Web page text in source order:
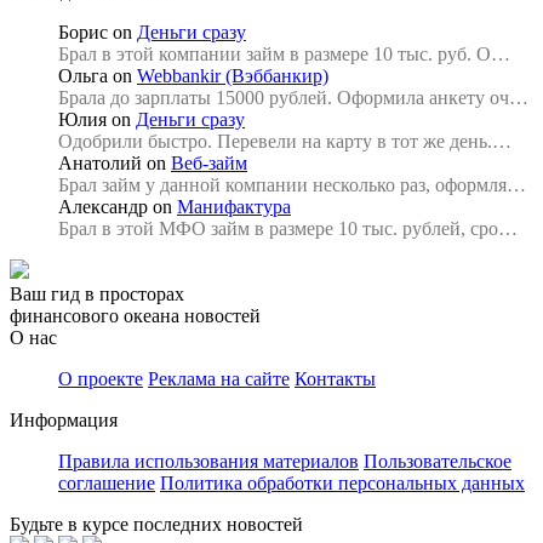
Борис on Деньги сразу
Брал в этой компании займ в размере 10 тыс. руб. О…
Ольга on Webbankir (Вэббанкир)
Брала до зарплаты 15000 рублей. Оформила анкету оч…
Юлия on Деньги сразу
Одобрили быстро. Перевели на карту в тот же день.…
Анатолий on Веб-займ
Брал займ у данной компании несколько раз, оформля…
Александр on Манифактура
Брал в этой МФО займ в размере 10 тыс. рублей, сро…
Ваш гид в просторах
финансового океана новостей
О нас
О проекте Реклама на сайте Контакты
Информация
Правила использования материалов Пользовательское
соглашение Политика обработки персональных данных
Будьте в курсе последних новостей